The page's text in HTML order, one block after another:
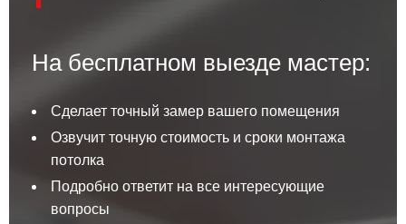
На бесплатном выезде мастер:
Сделает точный замер вашего помещения
Озвучит точную стоимость и сроки монтажа
потолка
Подробно ответит на все интересующие
вопросы